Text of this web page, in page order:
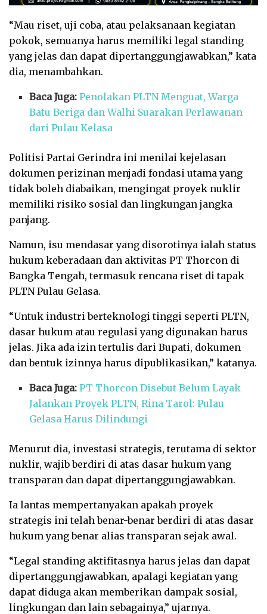
“Mau riset, uji coba, atau pelaksanaan kegiatan
pokok, semuanya harus memiliki legal standing
yang jelas dan dapat dipertanggungjawabkan,” kata
dia, menambahkan.
Baca Juga:Penolakan PLTN Menguat, Warga
Batu Beriga dan Walhi Suarakan Perlawanan
dari Pulau Kelasa
Politisi Partai Gerindra ini menilai kejelasan
dokumen perizinan menjadi fondasi utama yang
tidak boleh diabaikan, mengingat proyek nuklir
memiliki risiko sosial dan lingkungan jangka
panjang.
Namun, isu mendasar yang disorotinya ialah status
hukum keberadaan dan aktivitas PT Thorcon di
Bangka Tengah, termasuk rencana riset di tapak
PLTN Pulau Gelasa.
“Untuk industri berteknologi tinggi seperti PLTN,
dasar hukum atau regulasi yang digunakan harus
jelas. Jika ada izin tertulis dari Bupati, dokumen
dan bentuk izinnya harus dipublikasikan,” katanya.
Baca Juga:PT Thorcon Disebut Belum Layak
Jalankan Proyek PLTN, Rina Tarol: Pulau
Gelasa Harus Dilindungi
Menurut dia, investasi strategis, terutama di sektor
nuklir, wajib berdiri di atas dasar hukum yang
transparan dan dapat dipertanggungjawabkan.
Ia lantas mempertanyakan apakah proyek
strategis ini telah benar-benar berdiri di atas dasar
hukum yang benar alias transparan sejak awal.
“Legal standing aktifitasnya harus jelas dan dapat
dipertanggungjawabkan, apalagi kegiatan yang
dapat diduga akan memberikan dampak sosial,
lingkungan dan lain sebagainya,” ujarnya.